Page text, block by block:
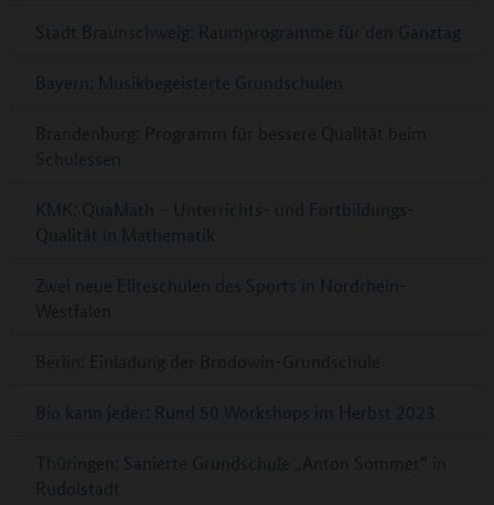
Stadt Braunschweig: Raumprogramme für den Ganztag
Bayern: Musikbegeisterte Grundschulen
Brandenburg: Programm für bessere Qualität beim
Schulessen
KMK: QuaMath – Unterrichts- und Fortbildungs-
Qualität in Mathematik
Zwei neue Eliteschulen des Sports in Nordrhein-
Westfalen
Berlin: Einladung der Brodowin-Grundschule
Bio kann jeder: Rund 50 Workshops im Herbst 2023
Thüringen: Sanierte Grundschule „Anton Sommer“ in
Rudolstadt